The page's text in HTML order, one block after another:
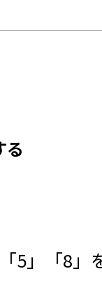
る
5」「8」